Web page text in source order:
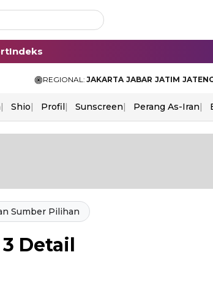
Indeks
REGIONAL: JAKARTA JABAR JATIM
Shio Profil Sunscreen Perang As-Iran
Sumber Pilihan
Detail